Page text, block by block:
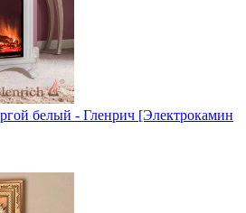
белый - Гленрич [Электрокамин